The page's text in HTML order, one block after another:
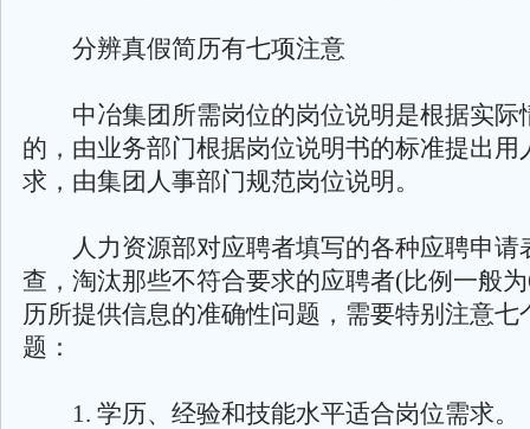
分辨真假简历有七项注意
中冶集团所需岗位的岗位说明是根据实际
的，由业务部门根据岗位说明书的标准提出用
求，由集团人事部门规范岗位说明。
人力资源部对应聘者填写的各种应聘申请
查，淘汰那些不符合要求的应聘者(比例一般
历所提供信息的准确性问题，需要特别注意七
题：
1. 学历、经验和技能水平适合岗位需求。